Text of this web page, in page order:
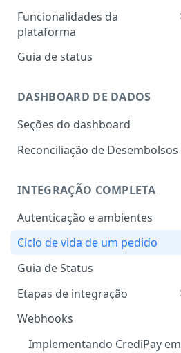
Funcionalidades da
plataforma
Como adicionar um novo
Solicitar aumento de limite
Como criar um novo pedido
Aprovação do comprador
Múltiplas Notas Fiscais por
boletos
Solicitar reembolso parcial ou
total
Gerenciar usuários da
Guia de status
DASHBOARD DE DADOS
Seções do dashboard
Reconciliação de Desembolsos
INTEGRAÇÃO COMPLETA
Autenticação e ambientes
Ciclo de vida de um pedido
Guia de Status
Etapas de integração
0. Criação de compradores
1. Criação de pedido
Webhooks
Implementando CrediPay em